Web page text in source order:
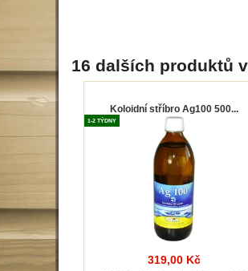
16 dalších produktů
Koloidní stříbro Ag100 500...
1-2 TÝDNY
319,00 Kč